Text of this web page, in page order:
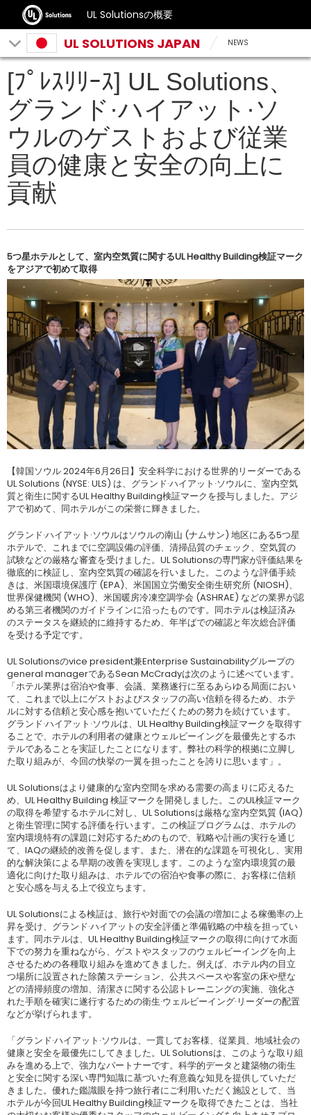
UL Solutionsの概要
UL SOLUTIONS JAPAN NEWS
[ﾌﾟﾚｽﾘﾘｰｽ] UL Solutions、
グランド·ハイアット·ソ
ウルのゲストおよび従業
員の健康と安全の向上に
貢献
5つ星ホテルとして、室内空気質に関するUL Healthy Building検証マーク
をアジアで初めて取得
【韓国ソウル 2024年6月26日】安全科学における世界的リーダーである
UL Solutions (NYSE: ULS) は、グランド·ハイアット·ソウルに、室内空気
質と衛生に関するUL Healthy Building検証マークを授与しました。アジ
アで初めて、同ホテルがこの栄誉に輝きました。
グランド·ハイアット·ソウルはソウルの南山 (ナムサン) 地区にある5つ星
ホテルで、これまでに空調設備の評価、清掃品質のチェック、空気質の
試験などの厳格な審査を受けました。UL Solutionsの専門家が評価結果を
徹底的に検証し、室内空気質の確認を行いました。このような評価手続
きは、米国環境保護庁 (EPA)、米国国立労働安全衛生研究所 (NIOSH)、
世界保健機関 (WHO)、米国暖房冷凍空調学会 (ASHRAE) などの業界が認
める第三者機関のガイドラインに沿ったものです。同ホテルは検証済み
のステータスを継続的に維持するため、年半ばでの確認と年次総合評価
を受ける予定です。
UL Solutionsのvice president兼Enterprise Sustainabilityグループの
general managerであるSean McCradyは次のように述べています。
「ホテル業界は宿泊や食事、会議、業務遂行に至るあらゆる局面におい
て、これまで以上にゲストおよびスタッフの高い信頼を得るため、ホテ
ルに対する信頼と安心感を抱いていただくための努力を続けています。
グランド·ハイアット·ソウルは、UL Healthy Building検証マークを取得す
ることで、ホテルの利用者の健康とウェルビーイングを最優先とするホ
テルであることを実証したことになります。弊社の科学的根拠に立脚し
た取り組みが、今回の快挙の一翼を担ったことを誇りに思います」。
UL Solutionsはより健康的な室内空間を求める需要の高まりに応えるた
め、UL Healthy Building 検証マークを開発しました。このUL検証マーク
の取得を希望するホテルに対し、UL Solutionsは厳格な室内空気質 (IAQ)
と衛生管理に関する評価を行います。この検証プログラムは、ホテルの
室内環境特有の課題に対応するためのもので、戦略や計画の実行を通じ
て、IAQの継続的改善を促します。また、潜在的な課題を可視化し、実用
的な解決策による早期の改善を実現します。このような室内環境質の最
適化に向けた取り組みは、ホテルでの宿泊や食事の際に、お客様に信頼
と安心感を与える上で役立ちます。
UL Solutionsによる検証は、旅行や対面での会議の増加による稼働率の上
昇を受け、グランド·ハイアットの安全評価と準備戦略の中核を担ってい
ます。同ホテルは、UL Healthy Building検証マークの取得に向けて水面
下での努力を重ねながら、ゲストやスタッフのウェルビーイングを向上
させるための各種取り組みを進めてきました。例えば、ホテル内の目立
つ場所に設置された除菌ステーション、公共スペースや客室の床や壁な
どの清掃頻度の増加、清潔さに関する公認トレーニングの実施、強化さ
れた手順を確実に遂行するための衛生·ウェルビーイング·リーダーの配置
などが挙げられます。
「グランド·ハイアット·ソウルは、一貫してお客様、従業員、地域社会の
健康と安全を最優先にしてきました。UL Solutionsは、このような取り組
みを進める上で、強力なパートナーです。科学的データと建築物の衛生
と安全に関する深い専門知識に基づいた有意義な知見を提供していただ
きました。優れた鑑識眼を持つ旅行者にご利用いただく施設として、当
ホテルが今回UL Healthy Building検証マークを取得できたことは、当社